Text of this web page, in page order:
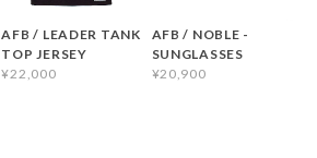
AFB / LEADER TANK
TOP JERSEY
¥22,000
AFB / NOBLE -
SUNGLASSES
¥20,900